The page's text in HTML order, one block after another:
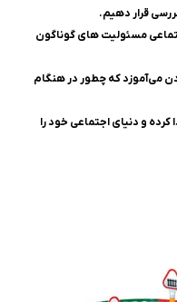
قرار دهیم.
مسئولیت های گوناگون
می‌آموزد که چطور در هنگام
و دنیای اجتماعی خود را